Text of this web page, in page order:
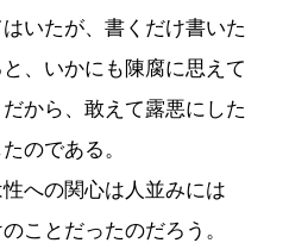
いたが、書くだけ書いた
、いかにも陳腐に思えて
から、敢えて露悪にした
のである。
への関心は人並みには
ことだったのだろう。